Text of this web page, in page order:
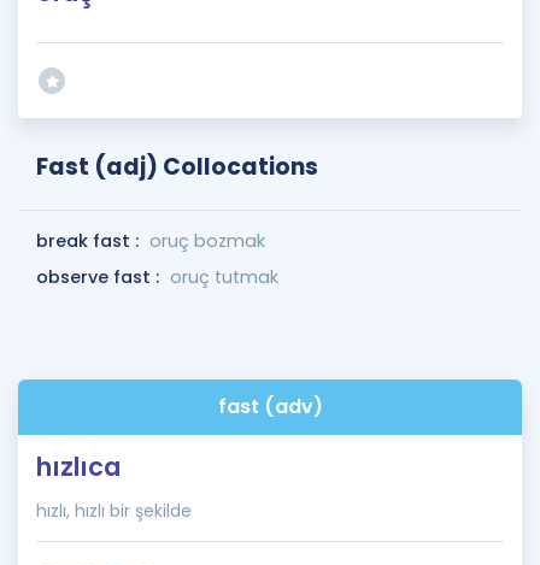
Fast (adj) Collocations
break fast : oruç bozmak
observe fast : oruç tutmak
fast (adv)
hızlıca
hızlı, hızlı bir şekilde